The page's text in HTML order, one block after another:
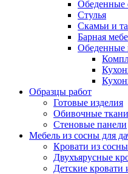
Обеденные
Стулья
Скамьи и
Барная
Обеденные
Образцы работ
Готовые изделия
Обивочные ткани
Стеновые панели
Мебель из сосны для
Кровати из
Двухъярусные
Детские кровати